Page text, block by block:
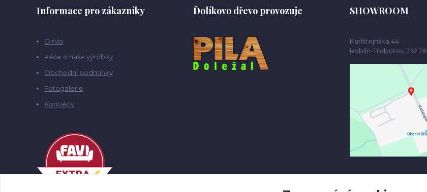
Informace pro zákazníky
O nás
Péče o naše výrobky
Obchodní podmínky
Fotogalerie
Kontakty
Ďolíkovo dřevo provozuje SHOWROOM
Karlštejnská 44
Roblín-Třebotov, 252 26